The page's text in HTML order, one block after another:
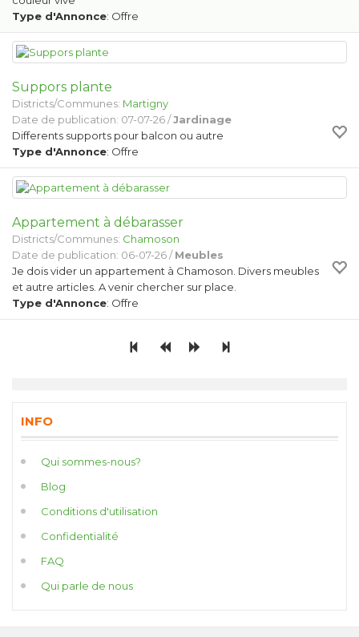
Type d'Annonce: Offre
Suppors plante
Districts/Communes: Martigny
Date de publication: 07-07-26 /Jardinage
Differents supports pour balcon ou autre
Type d'Annonce: Offre
Appartement à débarasser
Districts/Communes: Chamoson
Date de publication: 06-07-26 /Meubles
Je dois vider un appartement à Chamoson. Divers meubles
et autre articles. A venir chercher sur place.
Type d'Annonce: Offre
INFO
Qui sommes-nous?
Blog
Conditions d'utilisation
Confidentialité
FAQ
Qui parle de nous